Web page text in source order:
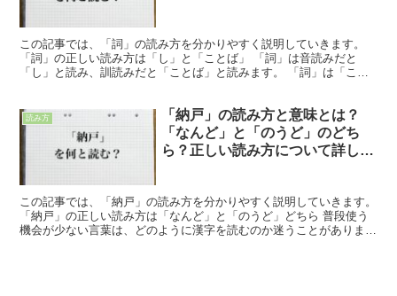
この記事では、「詞」の読み方を分かりやすく説明していきます。
「詞」の正しい読み方は「し」と「ことば」 「詞」は音読みだと
「し」と読み、訓読みだと「ことば」と読みます。 「詞」は「こと
読み方
「納戸」の読み方と意味とは？
「なんど」と「のうど」のどち
ら？正しい読み方について詳しく
この記事では、「納戸」の読み方を分かりやすく説明していきます。
「納戸」の正しい読み方は「なんど」と「のうど」どちら 普段使う
機会が少ない言葉は、どのように漢字を読むのか迷うことがありま